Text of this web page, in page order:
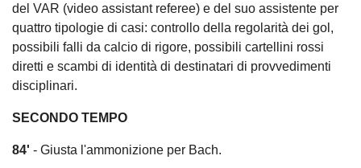
del VAR (video assistant referee) e del suo assistente per
quattro tipologie di casi: controllo della regolarità dei gol,
possibili falli da calcio di rigore, possibili cartellini rossi
diretti e scambi di identità di destinatari di provvedimenti
disciplinari.
SECONDO TEMPO
84' - Giusta l'ammonizione per Bach.